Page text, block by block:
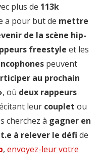
plus de 113k
a pour but de mettre
de la scène hip-
freestyle et les
peuvent
au prochain
, où deux rappeurs
leur couplet ou
cherchez à gagner en
à relever le défi de
, envoyez-leur votre